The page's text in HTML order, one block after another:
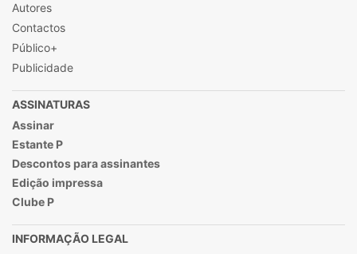
Autores
Contactos
Público+
Publicidade
ASSINATURAS
Assinar
Estante P
Descontos para assinantes
Edição impressa
Clube P
INFORMAÇÃO LEGAL